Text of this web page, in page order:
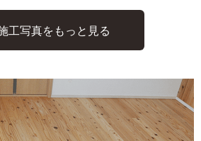
工写真をもっと見る